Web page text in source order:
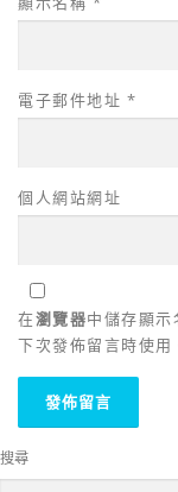
電子郵件地址 *
個人網站網址
在瀏覽器中儲存顯
下次發佈留言時使用
搜尋